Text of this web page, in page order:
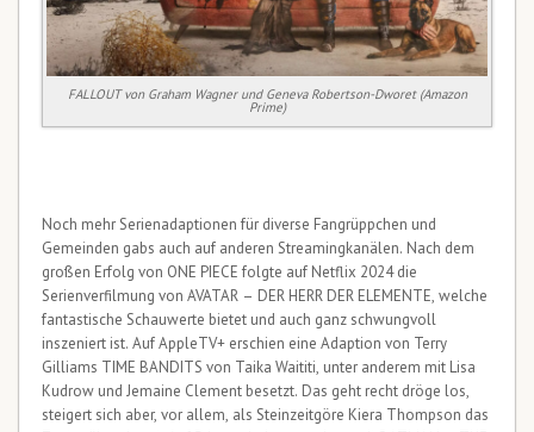
FALLOUT von Graham Wagner und Geneva Robertson-Dworet (Amazon
Prime)
Noch mehr Serienadaptionen für diverse Fangrüppchen und
Gemeinden gabs auch auf anderen Streamingkanälen. Nach dem
großen Erfolg von ONE PIECE folgte auf Netflix 2024 die
Serienverfilmung von AVATAR – DER HERR DER ELEMENTE, welche
fantastische Schauwerte bietet und auch ganz schwungvoll
inszeniert ist. Auf AppleTV+ erschien eine Adaption von Terry
Gilliams TIME BANDITS von Taika Waititi, unter anderem mit Lisa
Kudrow und Jemaine Clement besetzt. Das geht recht dröge los,
steigert sich aber, vor allem, als Steinzeitgöre Kiera Thompson das